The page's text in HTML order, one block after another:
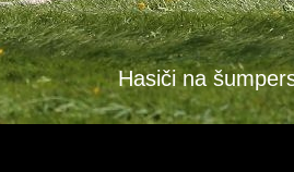
Hasiči na